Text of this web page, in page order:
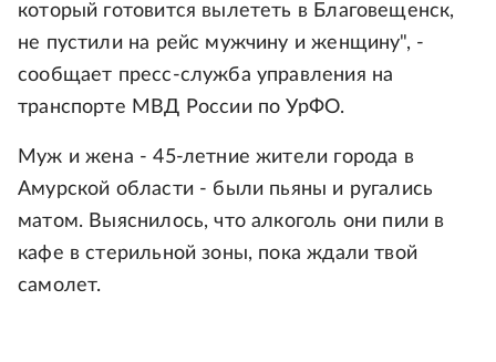
который готовится вылететь в Благовещенск,
не пустили на рейс мужчину и женщину", -
сообщает пресс-служба управления на
транспорте МВД России по УрФО.
Муж и жена - 45-летние жители города в
Амурской области - были пьяны и ругались
матом. Выяснилось, что алкоголь они пили в
кафе в стерильной зоны, пока ждали твой
самолет.